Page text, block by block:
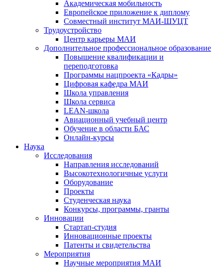
Академическая мобильность
Европейское приложение к диплому
Совместный институт МАИ-ШУЦТ
Трудоустройство
Центр карьеры МАИ
Дополнительное профессиональное образование
Повышение квалификации и
переподготовка
Программы нацпроекта «Кадры»
Цифровая кафедра МАИ
Школа управления
Школа сервиса
LEAN-школа
Авиационный учебный центр
Обучение в области БАС
Онлайн-курсы
Наука
Исследования
Направления исследований
Высокотехнологичные услуги
Оборудование
Проекты
Студенческая наука
Конкурсы, программы, гранты
Инновации
Стартап-студия
Инновационные проекты
Патенты и свидетельства
Мероприятия
Научные мероприятия МАИ